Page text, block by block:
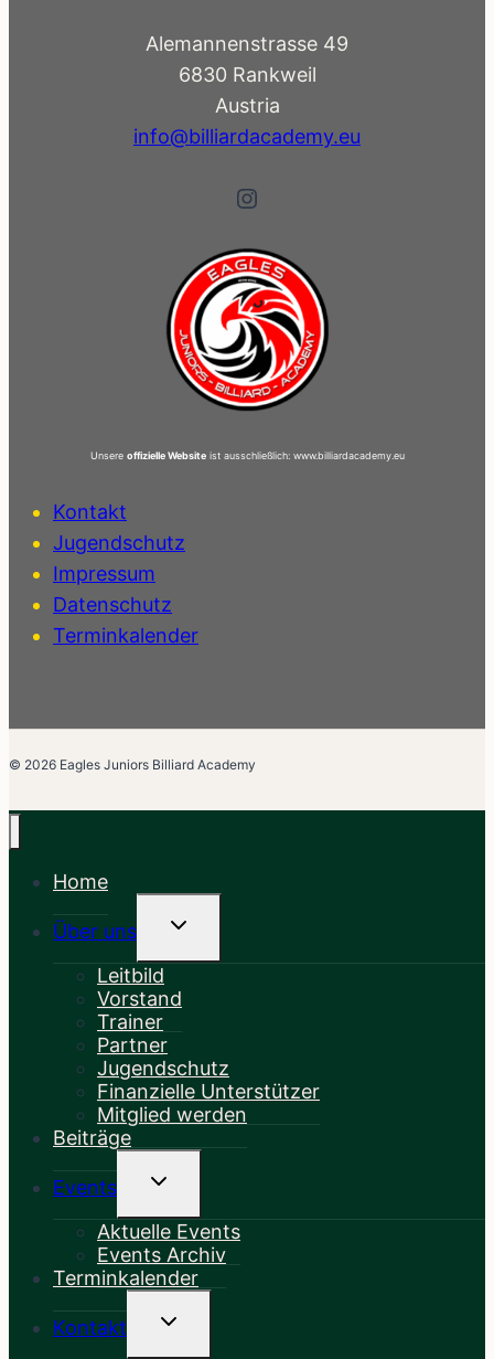
Alemannenstrasse 49
6830 Rankweil
Austria
info@billiardacademy.eu
Instagram
Unsere offizielle Websiteist ausschließlich: www.billiardacademy.eu
Kontakt
Jugendschutz
Impressum
Datenschutz
Terminkalender
© 2026 Eagles Juniors Billiard Academy
Home
Über uns
Untermenü
Leitbild
Vorstand
Trainer
Partner
Jugendschutz
Finanzielle Unterstützer
Mitglied werden
Beiträge
Events
Untermenü
Aktuelle Events
Events Archiv
Terminkalender
Kontakt
Untermenü